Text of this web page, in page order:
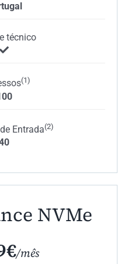
técnico
(1)
Entrada(2)
NVMe
/mês